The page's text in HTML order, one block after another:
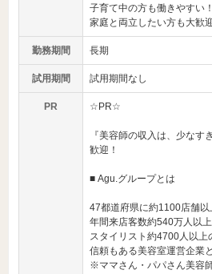
子育て中の方も働きやすい！
家庭と両立したい方も大歓
勤務期間 長期
試用期間 試用期間なし
PR ☆PR☆
『美容師の収入は、少なす
歓迎！
■ Agu.グループとは
47都道府県に約1100店舗以
年間来店客数約540万人以
スタイリスト約4700人以上
信頼もある美容室運営企業
※ママさん・パパさん美容